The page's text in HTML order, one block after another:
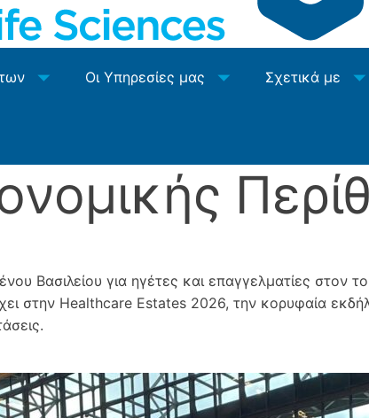
Οι Υπηρεσίες μας Σχετικά με
Βασιλείου για ηγέτες και επαγγελματίες στον
στην Healthcare Estates 2026, την κορυφαία